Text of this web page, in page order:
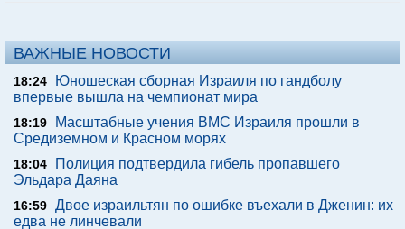
ВАЖНЫЕ НОВОСТИ
18:24
Юношеская сборная Израиля по гандболу
впервые вышла на чемпионат мира
18:19
Масштабные учения ВМС Израиля прошли в
Средиземном и Красном морях
18:04
Полиция подтвердила гибель пропавшего
Эльдара Даяна
16:59 Двое израильтян по ошибке въехали в Дженин: их
едва не линчевали